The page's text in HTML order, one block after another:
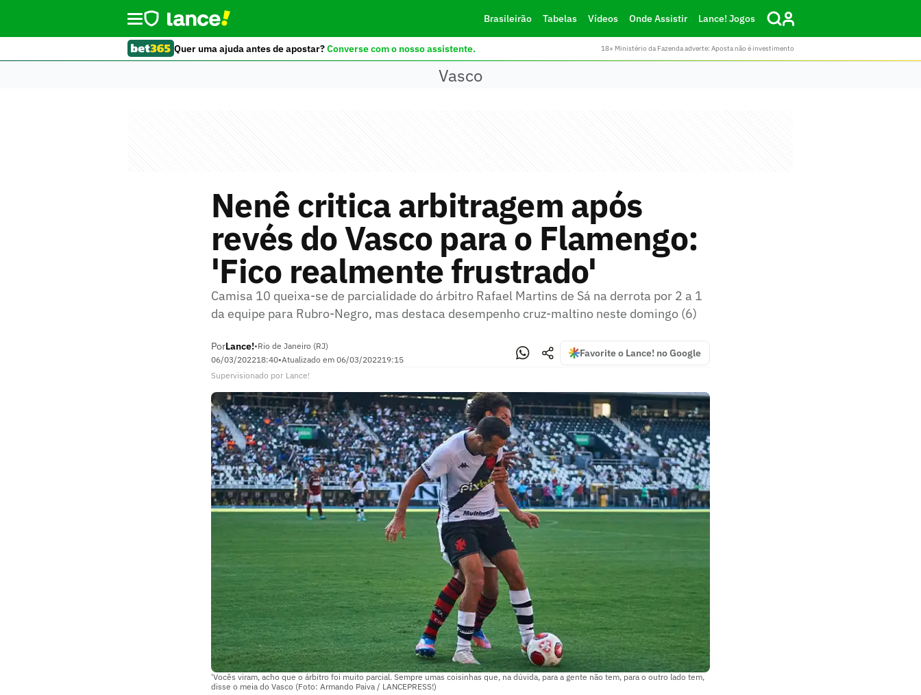
Brasileirão Tabelas Vídeos Onde Assistir Lance! Jogos
Quer uma ajuda antes de apostar?Converse com o nosso assistente. 18+ Ministério da Fazenda adverte: Aposta não é investimento
Vasco
Nenê critica arbitragem após
revés do Vasco para o Flamengo:
'Fico realmente frustrado'
Camisa 10 queixa-se de parcialidade do árbitro Rafael Martins de Sá na derrota por 2 a 1
da equipe para Rubro-Negro, mas destaca desempenho cruz-maltino neste domingo (6)
PorLance!•Rio de Janeiro (RJ)
06/03/202218:40•Atualizado em 06/03/202219:15
Favorite o Lance! no Google
Supervisionado por Lance!
'Vocês viram, acho que o árbitro foi muito parcial. Sempre umas coisinhas que, na dúvida, para a gente não tem, para o outro lado tem,
disse o meia do Vasco (Foto: Armando Paiva / LANCEPRESS!)